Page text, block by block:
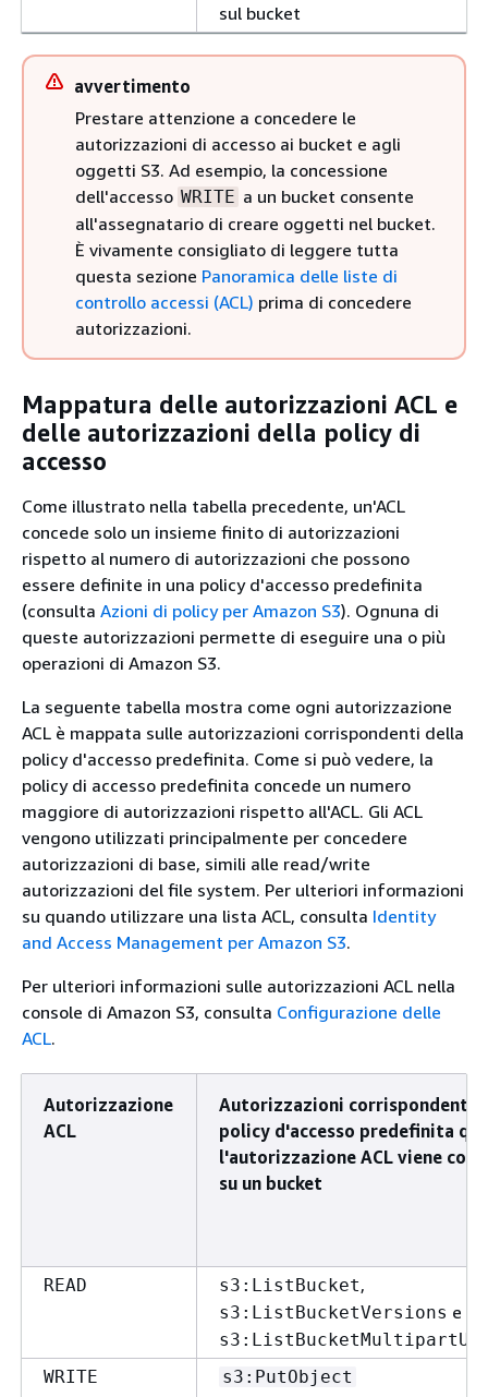
sul bucket
avvertimento
Prestare attenzione a concedere le
autorizzazioni di accesso ai bucket e agli
oggetti S3. Ad esempio, la concessione
dell'accesso WRITE a un bucket consente
all'assegnatario di creare oggetti nel bucket.
È vivamente consigliato di leggere tutta
questa sezione Panoramica delle liste di
controllo accessi (ACL) prima di concedere
autorizzazioni.
Mappatura delle autorizzazioni ACL e
delle autorizzazioni della policy di
accesso
Come illustrato nella tabella precedente, un'ACL
concede solo un insieme finito di autorizzazioni
rispetto al numero di autorizzazioni che possono
essere definite in una policy d'accesso predefinita
(consulta Azioni di policy per Amazon S3). Ognuna di
queste autorizzazioni permette di eseguire una o più
operazioni di Amazon S3.
La seguente tabella mostra come ogni autorizzazione
ACL è mappata sulle autorizzazioni corrispondenti della
policy d'accesso predefinita. Come si può vedere, la
policy di accesso predefinita concede un numero
maggiore di autorizzazioni rispetto all'ACL. Gli ACL
vengono utilizzati principalmente per concedere
autorizzazioni di base, simili alle read/write
autorizzazioni del file system. Per ulteriori informazioni
su quando utilizzare una lista ACL, consulta Identity
and Access Management per Amazon S3.
Per ulteriori informazioni sulle autorizzazioni ACL nella
console di Amazon S3, consulta Configurazione delle
ACL.
Autorizzazione
ACL
Autorizzazioni corrispondenti
policy d'accesso predefinita
l'autorizzazione ACL viene
su un bucket
READ s3:ListBucket,
s3:ListBucketVersions e
WRITE
s3:PutObject